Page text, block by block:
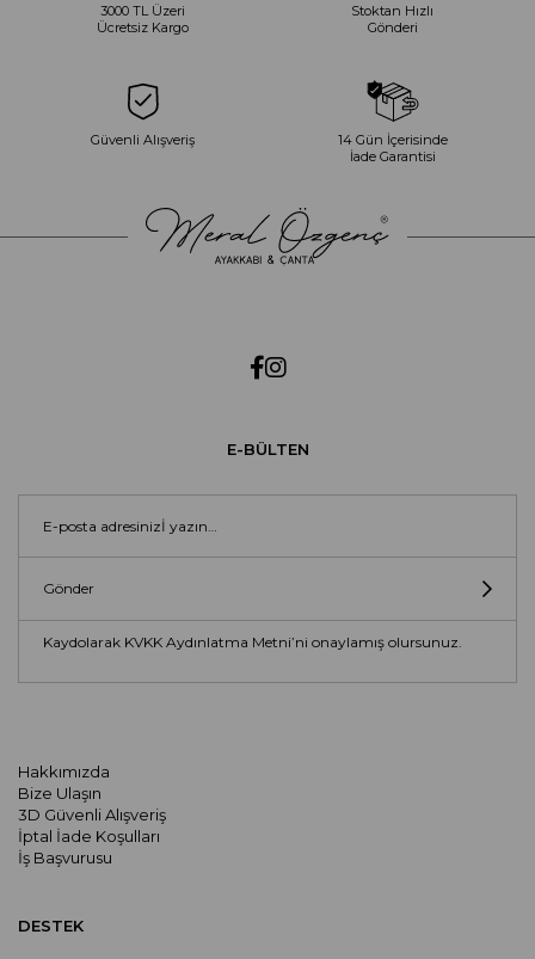
3000 TL Üzeri
Ücretsiz Kargo
Stoktan Hızlı
Gönderi
Güvenli Alışveriş
14 Gün İçerisinde
İade Garantisi
Hakkımızda
Bize Ulaşın
3D Güvenli Alışveriş
İptal İade Koşulları
İş Başvurusu
E-BÜLTEN
Gönder
Kaydolarak KVKK Aydınlatma Metni’ni onaylamış olursunuz.
DESTEK